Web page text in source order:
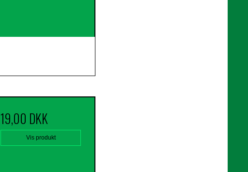
19,00 DKK
Vis produkt